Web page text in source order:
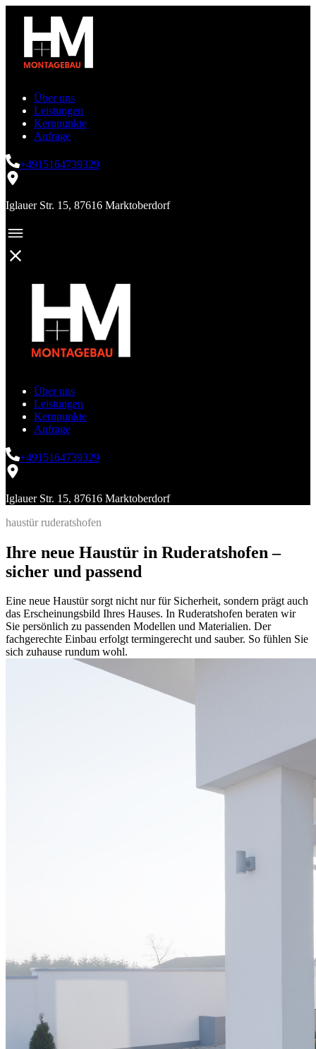
Über uns
Leistungen
Kernpunkte
Anfrage
+4915164739329
Iglauer Str. 15, 87616 Marktoberdorf
Über uns
Leistungen
Kernpunkte
Anfrage
+4915164739329
Iglauer Str. 15, 87616 Marktoberdorf
haustür ruderatshofen
Ihre neue Haustür in Ruderatshofen –
sicher und passend
Eine neue Haustür sorgt nicht nur für Sicherheit, sondern prägt auch
das Erscheinungsbild Ihres Hauses. In Ruderatshofen beraten wir
Sie persönlich zu passenden Modellen und Materialien. Der
fachgerechte Einbau erfolgt termingerecht und sauber. So fühlen Sie
sich zuhause rundum wohl.